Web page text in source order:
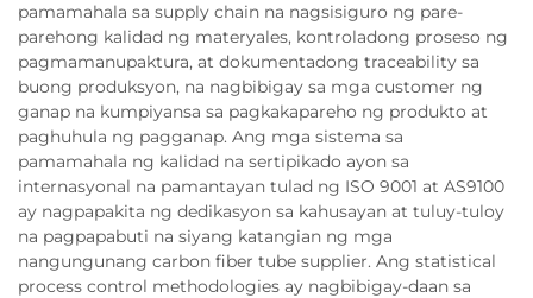
pamamahala sa supply chain na nagsisiguro ng pare-
parehong kalidad ng materyales, kontroladong proseso ng
pagmamanupaktura, at dokumentadong traceability sa
buong produksyon, na nagbibigay sa mga customer ng
ganap na kumpiyansa sa pagkakapareho ng produkto at
paghuhula ng pagganap. Ang mga sistema sa
pamamahala ng kalidad na sertipikado ayon sa
internasyonal na pamantayan tulad ng ISO 9001 at AS9100
ay nagpapakita ng dedikasyon sa kahusayan at tuluy-tuloy
na pagpapabuti na siyang katangian ng mga
nangungunang carbon fiber tube supplier. Ang statistical
process control methodologies ay nagbibigay-daan sa